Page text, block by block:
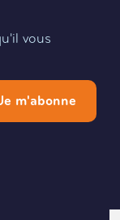
vous
m'abonne